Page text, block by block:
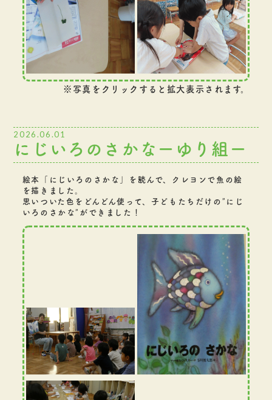
※写真をクリックすると拡大表示されます。
2026.06.01
にじいろのさかなーゆり組ー
絵本「にじいろのさかな」を読んで、クレヨンで魚の絵
を描きました。
思いついた色をどんどん使って、子どもたちだけの”にじ
いろのさかな”ができました！